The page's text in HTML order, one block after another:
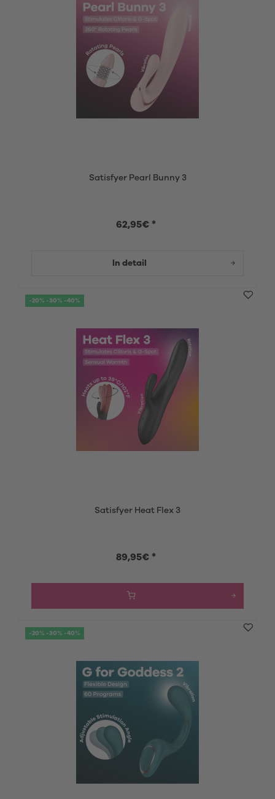
Satisfyer Pearl Bunny 3
62,95€ *
In detail
-20% -30% -40%
Satisfyer Heat Flex 3
89,95€ *
-20% -30% -40%